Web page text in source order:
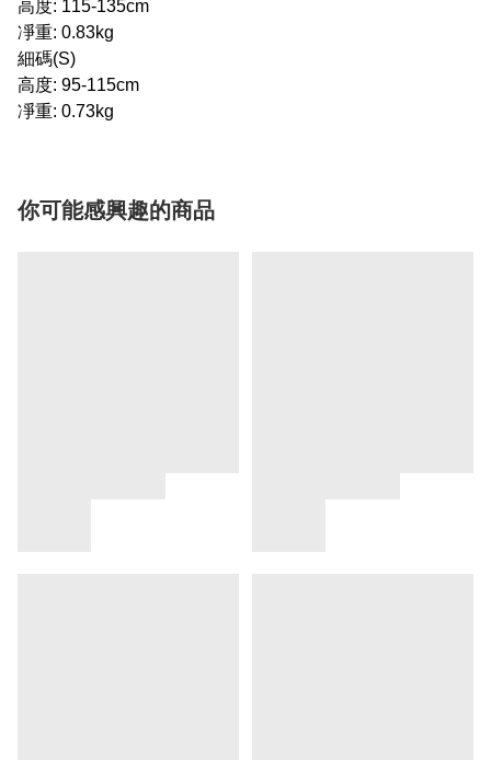
高度: 115-135cm
凈重: 0.83kg
細碼(S)
高度: 95-115cm
凈重: 0.73kg
你可能感興趣的商品